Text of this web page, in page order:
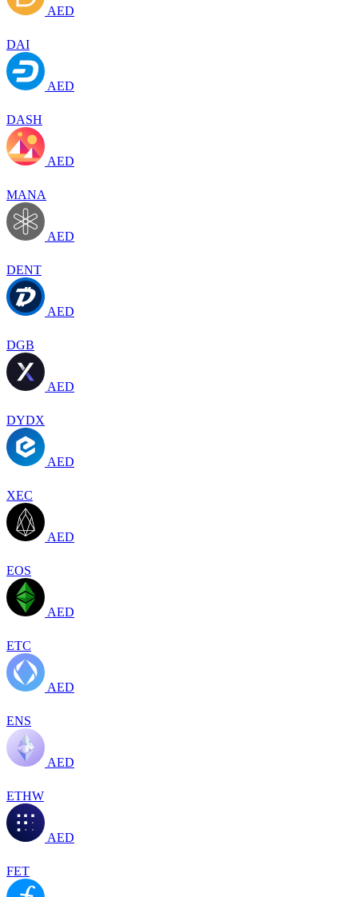
AED
DAI
AED
DASH
AED
MANA
AED
DENT
AED
DGB
AED
DYDX
AED
XEC
AED
EOS
AED
ETC
AED
ENS
AED
ETHW
AED
FET